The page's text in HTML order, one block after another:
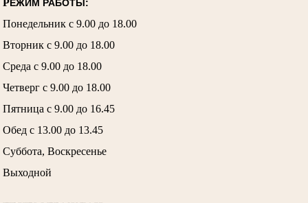
ЕЖИМ РАБОТЫ:
Понедельник с 9.00 до 18.00
Вторник с 9.00 до 18.00
Среда с 9.00 до 18.00
Четверг с 9.00 до 18.00
Пятница с 9.00 до 16.45
Обед с 13.00 до 13.45
Суббота, Воскресенье
Выходной